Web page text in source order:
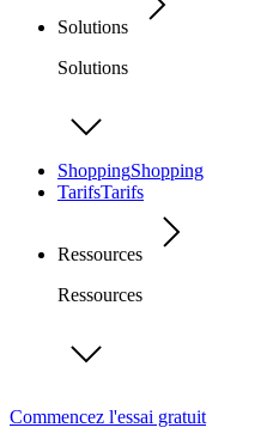
Solutions
Solutions
ShoppingShopping
TarifsTarifs
Ressources
Ressources
Commencez l'essai gratuit